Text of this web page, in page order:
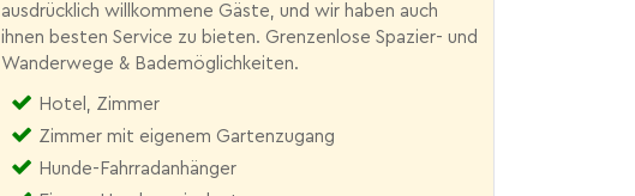
ausdrücklich willkommene Gäste, und wir haben auch
ihnen besten Service zu bieten. Grenzenlose Spazier- und
Wanderwege & Bademöglichkeiten.
Hotel, Zimmer
Zimmer mit eigenem Gartenzugang
Hunde-Fahrradanhänger